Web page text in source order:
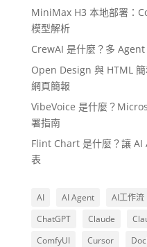
MiniMax H3 本地部署：
模型解析
CrewAI 是什麼？多
Open Design 與 HTML
網頁簡報
VibeVoice 是什麼？
署指南
Flint Chart 是什麼？讓 AI
表
AI AI Agent AI工作流
ChatGPT
Claude
ComfyUI
Cursor